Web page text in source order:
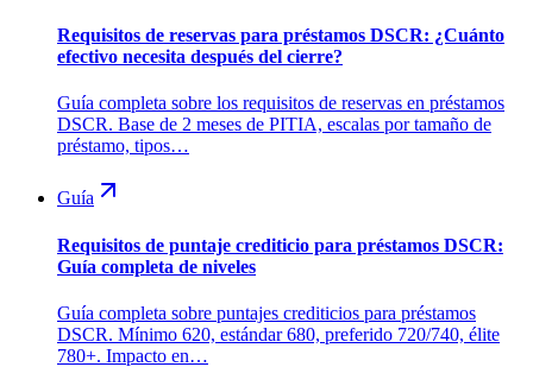
Requisitos de reservas para préstamos DSCR: ¿Cuánto
efectivo necesita después del cierre?
Guía completa sobre los requisitos de reservas en préstamos
DSCR. Base de 2 meses de PITIA, escalas por tamaño de
préstamo, tipos…
Guía
Requisitos de puntaje crediticio para préstamos DSCR:
Guía completa de niveles
Guía completa sobre puntajes crediticios para préstamos
DSCR. Mínimo 620, estándar 680, preferido 720/740, élite
780+. Impacto en…